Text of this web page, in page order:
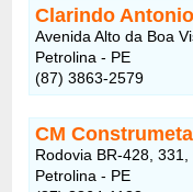
Clarindo
Avenida Alto da Boa
Petrolina - PE
(87) 3863-2579
CM
Rodovia BR-428,
Petrolina - PE